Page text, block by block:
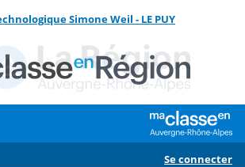
Simone Weil - LE PUY
Se connecter